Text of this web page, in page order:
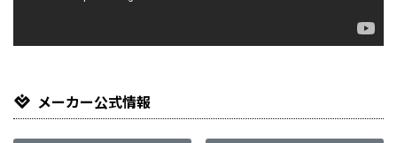
メーカー公式情報